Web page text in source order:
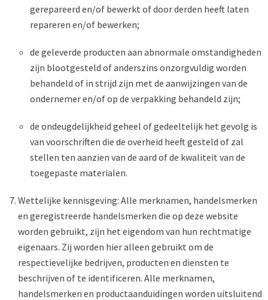
gerepareerd en/of bewerkt of door derden heeft laten
repareren en/of bewerken;
de geleverde producten aan abnormale omstandigheden
zijn blootgesteld of anderszins onzorgvuldig worden
behandeld of in strijd zijn met de aanwijzingen van de
ondernemer en/of op de verpakking behandeld zijn;
de ondeugdelijkheid geheel of gedeeltelijk het gevolg is
van voorschriften die de overheid heeft gesteld of zal
stellen ten aanzien van de aard of de kwaliteit van de
toegepaste materialen.
Wettelijke kennisgeving: Alle merknamen, handelsmerken
en geregistreerde handelsmerken die op deze website
worden gebruikt, zijn het eigendom van hun rechtmatige
eigenaars. Zij worden hier alleen gebruikt om de
respectievelijke bedrijven, producten en diensten te
beschrijven of te identificeren. Alle merknamen,
handelsmerken en productaanduidingen worden uitsluitend